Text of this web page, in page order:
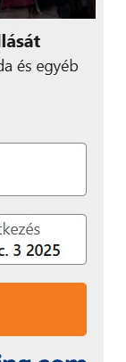
a
rendelkezik,
headseten